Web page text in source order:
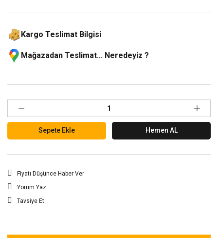
Kargo Teslimat Bilgisi
Mağazadan Teslimat... Neredeyiz ?
Sepete Ekle Hemen AL
Fiyatı Düşünce Haber Ver
Yorum Yaz
Tavsiye Et